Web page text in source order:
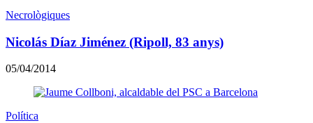
Necrològiques
Nicolás Díaz Jiménez (Ripoll, 83 anys)
05/04/2014
Política